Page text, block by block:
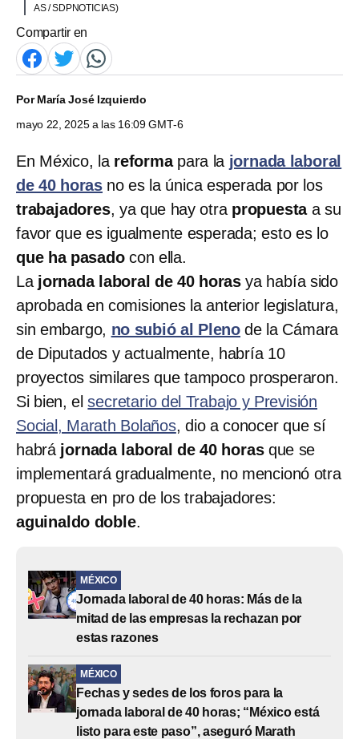
AS / SDPNOTICIAS)
Compartir en
PorMaría José Izquierdo
mayo 22, 2025 a las 16:09 GMT-6
En México, la reformapara la jornada laboral
de 40 horas no es la única esperada por los
trabajadores, ya que hay otra propuestaa su
favor que es igualmente esperada; esto es lo
que ha pasadocon ella.
La jornada laboral de 40 horas ya había sido
aprobada en comisiones la anterior legislatura,
sin embargo, no subió al Pleno de la Cámara
de Diputados y actualmente, habría 10
proyectos similares que tampoco prosperaron.
Si bien, elsecretario del Trabajo y Previsión
Social, Marath Bolaños, dio a conocer que sí
habrá jornada laboral de 40 horas que se
implementará gradualmente, no mencionó otra
propuesta en pro de los trabajadores:
aguinaldo doble.
MÉXICO
Jornada laboral de 40 horas: Más de la
mitad de las empresas la rechazan por
estas razones
MÉXICO
Fechas y sedes de los foros para la
jornada laboral de 40 horas; “México está
listo para este paso”, aseguró Marath